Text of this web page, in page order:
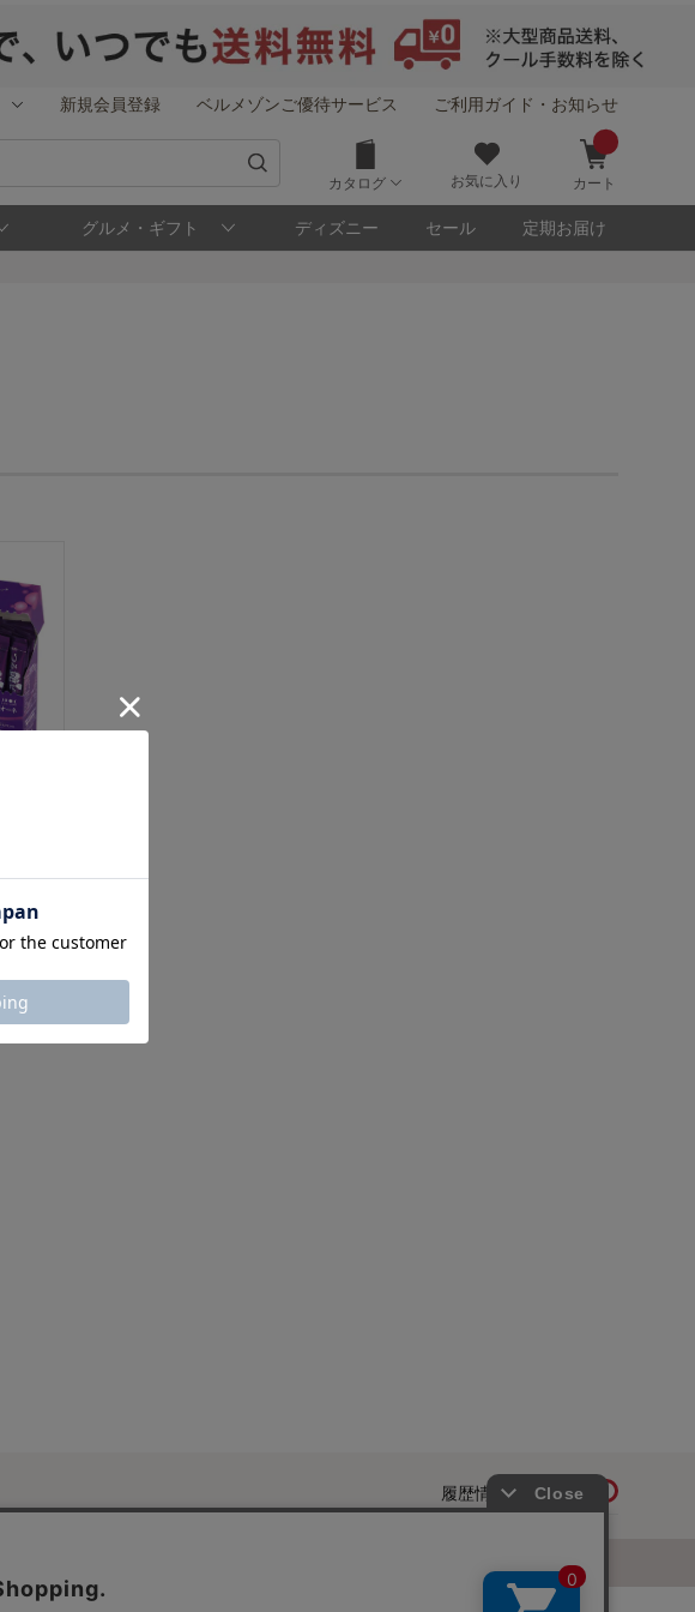
新規会員登録 ベルメゾンご優待サービス ご利用ガイド・お知らせ
カタログ お気に入り カート
グルメ・ギフト ディズニー セール 定期お届け
履歴情報を残す
ページトップへ